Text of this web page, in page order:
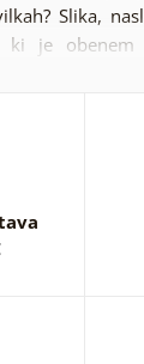
Slika,
ki je obenem
slikanjem
ženska
sami. Tu
rož do